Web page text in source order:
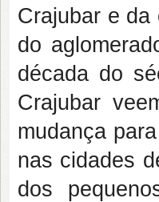
Crajubar e da
do
década do
Crajubar
mudança
nas cidades
dos